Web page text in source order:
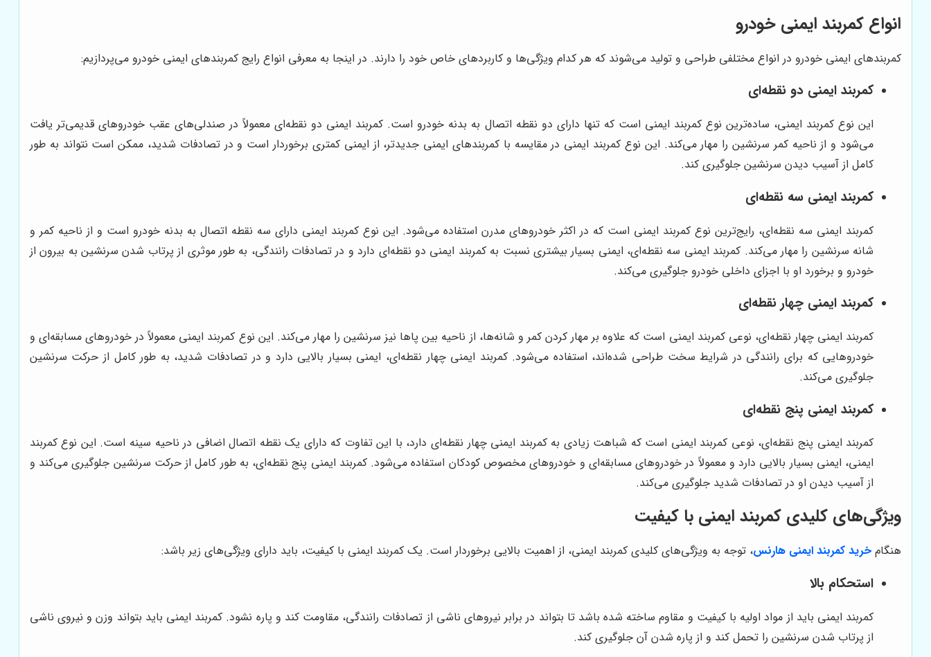
انواع کمربند ایمنی خودرو
کمربندهای ایمنی خودرو در انواع مختلفی طراحی و تولید می‌شوند که هر کدام ویژگی‌ها و کاربردهای خاص خود را دارند. در اینجا به معرفی انواع رایج کمربندهای ایمنی خودرو می‌پردازیم:
کمربند ایمنی دو نقطه‌ای
این نوع کمربند ایمنی، ساده‌ترین نوع کمربند ایمنی است که تنها دارای دو نقطه اتصال به بدنه خودرو است. کمربند ایمنی دو نقطه‌ای معمولاً در صندلی‌های عقب خودروهای قدیمی‌تر یافت
می‌شود و از ناحیه کمر سرنشین را مهار می‌کند. این نوع کمربند ایمنی در مقایسه با کمربندهای ایمنی جدیدتر، از ایمنی کمتری برخوردار است و در تصادفات شدید، ممکن است نتواند به طور
کامل از آسیب دیدن سرنشین جلوگیری کند.
کمربند ایمنی سه نقطه‌ای
کمربند ایمنی سه نقطه‌ای، رایج‌ترین نوع کمربند ایمنی است که در اکثر خودروهای مدرن استفاده می‌شود. این نوع کمربند ایمنی دارای سه نقطه اتصال به بدنه خودرو است و از ناحیه کمر و
شانه سرنشین را مهار می‌کند. کمربند ایمنی سه نقطه‌ای، ایمنی بسیار بیشتری نسبت به کمربند ایمنی دو نقطه‌ای دارد و در تصادفات رانندگی، به طور موثری از پرتاب شدن سرنشین به بیرون از
خودرو و برخورد او با اجزای داخلی خودرو جلوگیری می‌کند.
کمربند ایمنی چهار نقطه‌ای
کمربند ایمنی چهار نقطه‌ای، نوعی کمربند ایمنی است که علاوه بر مهار کردن کمر و شانه‌ها، از ناحیه بین پاها نیز سرنشین را مهار می‌کند. این نوع کمربند ایمنی معمولاً در خودروهای مسابقه‌ای و
خودروهایی که برای رانندگی در شرایط سخت طراحی شده‌اند، استفاده می‌شود. کمربند ایمنی چهار نقطه‌ای، ایمنی بسیار بالایی دارد و در تصادفات شدید، به طور کامل از حرکت سرنشین
جلوگیری می‌کند.
کمربند ایمنی پنج نقطه‌ای
کمربند ایمنی پنج نقطه‌ای، نوعی کمربند ایمنی است که شباهت زیادی به کمربند ایمنی چهار نقطه‌ای دارد، با این تفاوت که دارای یک نقطه اتصال اضافی در ناحیه سینه است. این نوع کمربند
ایمنی، ایمنی بسیار بالایی دارد و معمولاً در خودروهای مسابقه‌ای و خودروهای مخصوص کودکان استفاده می‌شود. کمربند ایمنی پنج نقطه‌ای، به طور کامل از حرکت سرنشین جلوگیری می‌کند و
از آسیب دیدن او در تصادفات شدید جلوگیری می‌کند.
ویژگی‌های کلیدی کمربند ایمنی با کیفیت
هنگام خرید کمربند ایمنی هارنس، توجه به ویژگی‌های کلیدی کمربند ایمنی، از اهمیت بالایی برخوردار است. یک کمربند ایمنی با کیفیت، باید دارای ویژگی‌های زیر باشد:
استحکام بالا
کمربند ایمنی باید از مواد اولیه با کیفیت و مقاوم ساخته شده باشد تا بتواند در برابر نیروهای ناشی از تصادفات رانندگی، مقاومت کند و پاره نشود. کمربند ایمنی باید بتواند وزن و نیروی ناشی
از پرتاب شدن سرنشین را تحمل کند و از پاره شدن آن جلوگیری کند.